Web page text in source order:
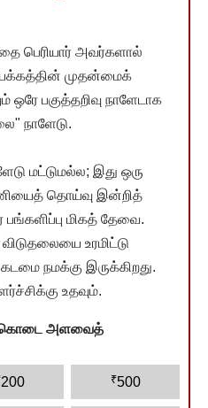
பெரியார் அவர்களால்
முதன்மைக்
ஒரே பகுத்தறிவு நாளேடாக
நாளேடு.
மட்டுமல்ல; இது ஒரு
தொய்வு இன்றித்
மிகத் தேவை.
உரமிட்டு
நமக்கு இருக்கிறது.
உதவும்.
அளவைத்
200 ₹500